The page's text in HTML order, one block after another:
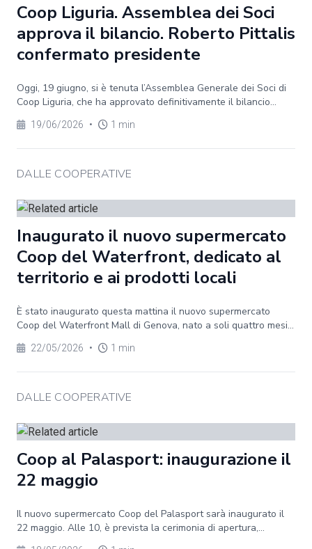
Coop Liguria. Assemblea dei Soci
approva il bilancio. Roberto Pittalis
confermato presidente
Oggi, 19 giugno, si è tenuta l’Assemblea Generale dei Soci di
Coop Liguria, che ha approvato definitivamente il bilancio...
19/06/2026 • 1 min
DALLE COOPERATIVE
Inaugurato il nuovo supermercato
Coop del Waterfront, dedicato al
territorio e ai prodotti locali
È stato inaugurato questa mattina il nuovo supermercato
Coop del Waterfront Mall di Genova, nato a soli quattro mesi...
22/05/2026 • 1 min
DALLE COOPERATIVE
Coop al Palasport: inaugurazione il
22 maggio
Il nuovo supermercato Coop del Palasport sarà inaugurato il
22 maggio. Alle 10, è prevista la cerimonia di apertura,...